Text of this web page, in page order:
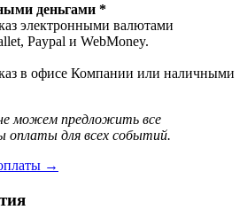
деньгами *
электронными валютами
Paypal и WebMoney.
в офисе Компании или наличными
можем предложить все
оплаты для всех событий.
→